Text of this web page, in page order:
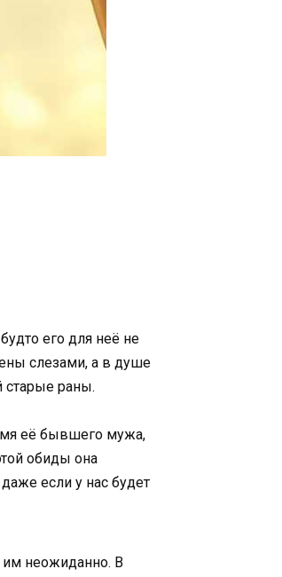
его для неё не
слезами, а в душе
старые раны.
её бывшего мужа,
обиды она
если у нас будет
им неожиданно. В